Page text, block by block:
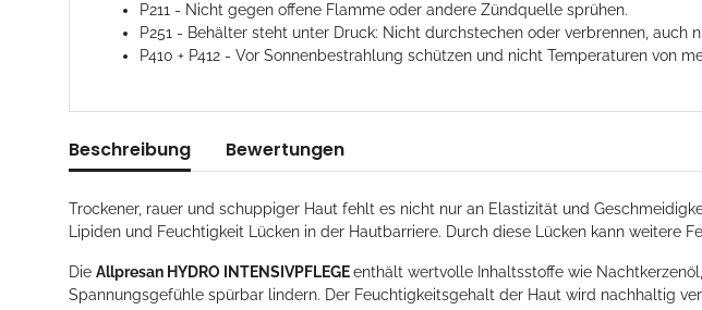
P211 - Nicht gegen offene Flamme oder andere Zündquelle sprühen.
P251 - Behälter steht unter Druck: Nicht durchstechen oder verbrennen, auch
P410 + P412 - Vor Sonnenbestrahlung schützen und nicht Temperaturen von
Beschreibung Bewertungen
Trockener, rauer und schuppiger Haut fehlt es nicht nur an Elastizität und
Lipiden und Feuchtigkeit Lücken in der Hautbarriere. Durch diese Lücken kann weitere
Die Allpresan HYDRO INTENSIVPFLEGEenthält wertvolle Inhaltsstoffe wie
Spannungsgefühle spürbar lindern. Der Feuchtigkeitsgehalt der Haut wird nachhaltig